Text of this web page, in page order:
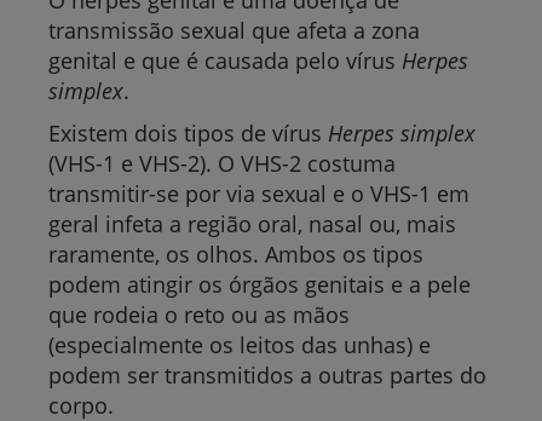
transmissão sexual que afeta a zona
genital e que é causada pelo vírus Herpes
simplex.
Existem dois tipos de vírus Herpes simplex
(VHS-1 e VHS-2). O VHS-2 costuma
transmitir-se por via sexual e o VHS-1 em
geral infeta a região oral, nasal ou, mais
raramente, os olhos. Ambos os tipos
podem atingir os órgãos genitais e a pele
que rodeia o reto ou as mãos
(especialmente os leitos das unhas) e
podem ser transmitidos a outras partes do
corpo.